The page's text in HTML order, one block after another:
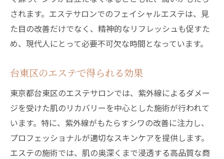
されます。エステサロンでのフェイシャルエステは、見
た目の改善だけでなく、精神的なリフレッシュも促すた
め、現代人にとって必要不可欠な時間となっています。
台東区のエステで得られる効果
東京都台東区のエステサロンでは、紫外線によるダメー
ジを受けた肌のリカバリーを中心とした施術が行われて
います。特に、紫外線がもたらすシワの改善に注力し、
プロフェッショナルが適切なスキンケアを提供します。
エステの施術では、肌の奥深くまで浸透する高品質な商